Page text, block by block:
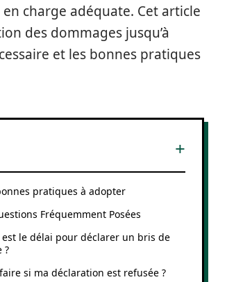
charge adéquate. Cet article
des dommages jusqu’à
et les bonnes pratiques
pratiques à adopter
Fréquemment Posées
est le délai pour déclarer un bris de
?
si ma déclaration est refusée ?